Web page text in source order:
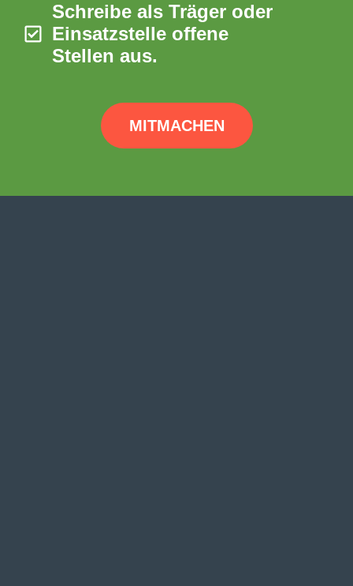
Schreibe als Träger oder
Einsatzstelle offene
Stellen aus.
MITMACHEN